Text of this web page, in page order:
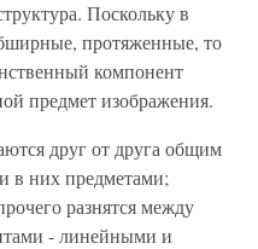
Поскольку в
протяженные, то
компонент
предмет изображения.
друг от друга общим
в них предметами;
разнятся между
- линейными и